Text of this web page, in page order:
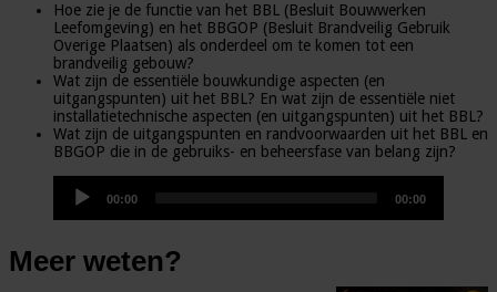
Hoe zie je de functie van het BBL (Besluit Bouwwerken
Leefomgeving) en het BBGOP (Besluit Brandveilig Gebruik
Overige Plaatsen) als onderdeel om te komen tot een
brandveilig gebouw?
Wat zijn de essentiële bouwkundige aspecten (en
uitgangspunten) uit het BBL? En wat zijn de essentiële niet
installatietechnische aspecten (en uitgangspunten) uit het BBL?
Wat zijn de uitgangspunten en randvoorwaarden uit het BBL en
BBGOP die in de gebruiks- en beheersfase van belang zijn?
00:00 00:00
Meer weten?